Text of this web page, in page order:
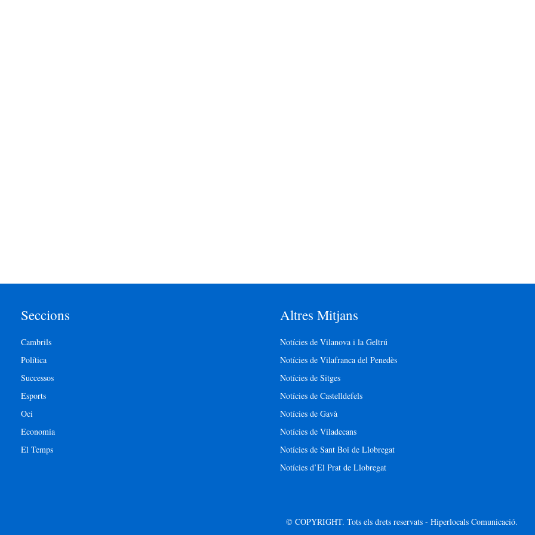
Seccions
Cambrils
Política
Successos
Esports
Oci
Economia
El Temps
Altres Mitjans
Notícies de Vilanova i la Geltrú
Notícies de Vilafranca del Penedès
Notícies de Sitges
Notícies de Castelldefels
Notícies de Gavà
Notícies de Viladecans
Notícies de Sant Boi de Llobregat
Notícies d’El Prat de Llobregat
© COPYRIGHT. Tots els drets reservats - Hiperlocals Comunicació.